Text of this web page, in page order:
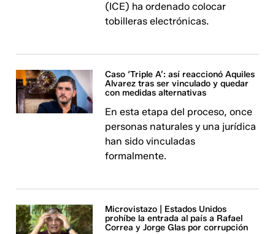
(ICE) ha ordenado colocar
tobilleras electrónicas. ​​​​​
Caso ‘Triple A’: así reaccionó Aquiles
Alvarez tras ser vinculado y quedar
con medidas alternativas
En esta etapa del proceso, once
personas naturales y una jurídica
han sido vinculadas
formalmente.
Microvistazo | Estados Unidos
prohíbe la entrada al país a Rafael
Correa y Jorge Glas por corrupción